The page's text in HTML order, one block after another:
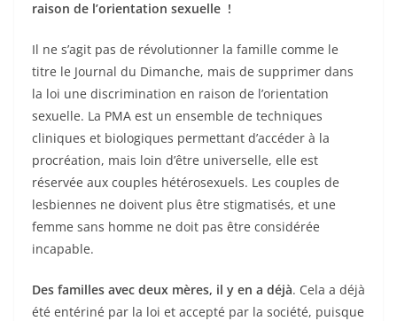
raison de l’orientation sexuelle !
Il ne s’agit pas de révolutionner la famille comme le
titre le Journal du Dimanche, mais de supprimer dans
la loi une discrimination en raison de l’orientation
sexuelle. La PMA est un ensemble de techniques
cliniques et biologiques permettant d’accéder à la
procréation, mais loin d’être universelle, elle est
réservée aux couples hétérosexuels. Les couples de
lesbiennes ne doivent plus être stigmatisés, et une
femme sans homme ne doit pas être considérée
incapable.
Des familles avec deux mères, il y en a déjà. Cela a déjà
été entériné par la loi et accepté par la société, puisque